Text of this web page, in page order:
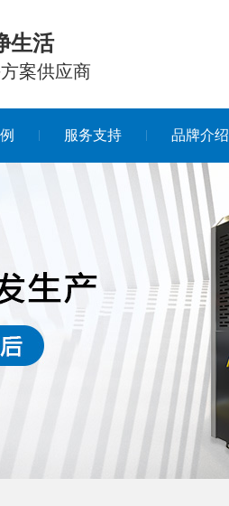
生活
案供应商
服务支持 品牌介绍